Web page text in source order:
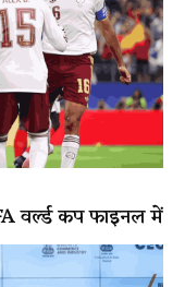
वर्ल्ड कप फाइनल में